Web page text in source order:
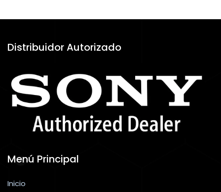
Distribuidor Autorizado
Menú Principal
Inicio